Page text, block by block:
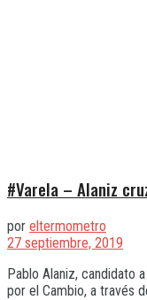
#Varela – Alaniz
por eltermometro
27 septiembre, 2019
Pablo Alaniz, candidato
por el Cambio, a través